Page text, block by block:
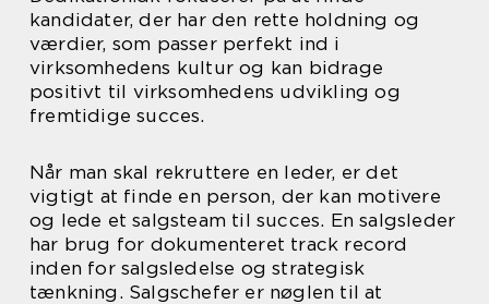
kandidater, der har den rette holdning og
værdier, som passer perfekt ind i
virksomhedens kultur og kan bidrage
positivt til virksomhedens udvikling og
fremtidige succes.
Når man skal rekruttere en leder, er det
vigtigt at finde en person, der kan motivere
og lede et salgsteam til succes. En salgsleder
har brug for dokumenteret track record
inden for salgsledelse og strategisk
tænkning. Salgschefer er nøglen til at